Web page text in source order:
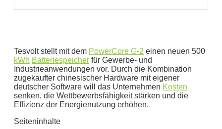
Geben Sie hier Ihren jährlichen Stromverbrauch an
kWh
Wir empfehlen: kWp Anlage sowie einen
Speicher.
Tesvolt stellt mit dem PowerCore G-2 einen neuen 500
kWh Batteriespeicher für Gewerbe- und
Industrieanwendungen vor. Durch die Kombination
zugekaufter chinesischer Hardware mit eigener
deutscher Software will das Unternehmen Kosten
senken, die Wettbewerbsfähigkeit stärken und die
Effizienz der Energienutzung erhöhen.
Seiteninhalte